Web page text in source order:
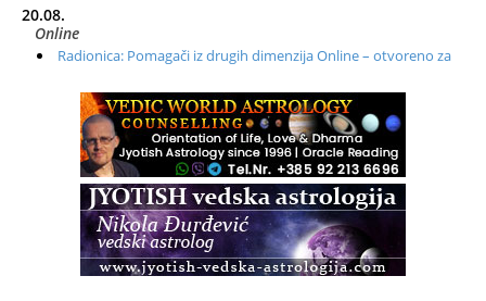
20.08.
Online
Radionica: Pomagači iz drugih dimenzija Online – otvoreno za
Zagreb+Online
Osnovni ThetaHealing® tečaj, Zagreb i Online
Zagreb
Osnovna radionica za izscjeljivanje pranom (Basic Pranic
Healing course)
Access BARS®, otpusti stres